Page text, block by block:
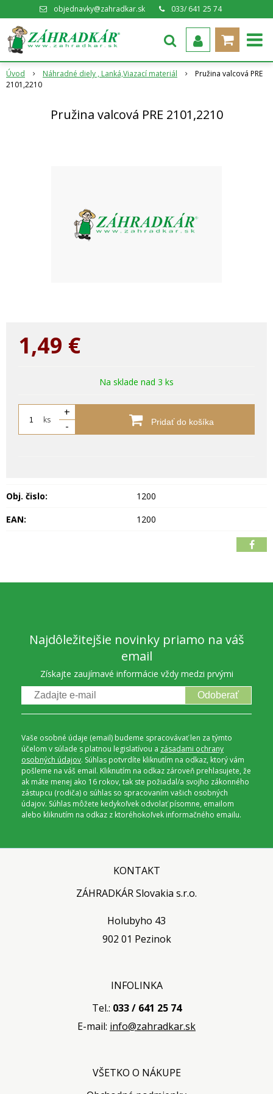
objednavky@zahradkar.sk 033/ 641 25 74
Úvod Náhradné diely , Lanká,Viazací materiál
Pružina valcová PRE
2101,2210
Pružina valcová PRE 2101,2210
1,49 €
Na sklade nad 3 ks
ks
+
-
Pridať do košíka
Obj. čislo:
1200
EAN:
1200
Najdôležitejšie novinky priamo na váš
email
Získajte zaujímavé informácie vždy medzi prvými
Odoberať
Vaše osobné údaje (email) budeme spracovávať len za týmto
účelom v súlade s platnou legislatívou a zásadami ochrany
osobných údajov. Súhlas potvrdíte kliknutím na odkaz, ktorý vám
pošleme na váš email. Kliknutím na odkaz zároveň prehlasujete, že
ak máte menej ako 16 rokov, tak ste požiadal/a svojho zákonného
zástupcu (rodiča) o súhlas so spracovaním vašich osobných
údajov. Súhlas môžete kedykoľvek odvolať písomne, emailom
alebo kliknutím na odkaz z ktoréhokoľvek informačného emailu.
KONTAKT
ZÁHRADKÁR Slovakia s.r.o.
Holubyho 43
902 01 Pezinok
INFOLINKA
Tel.: 033 / 641 25 74
E-mail: info@zahradkar.sk
VŠETKO O NÁKUPE